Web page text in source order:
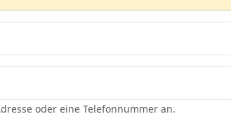
oder eine Telefonnummer an.